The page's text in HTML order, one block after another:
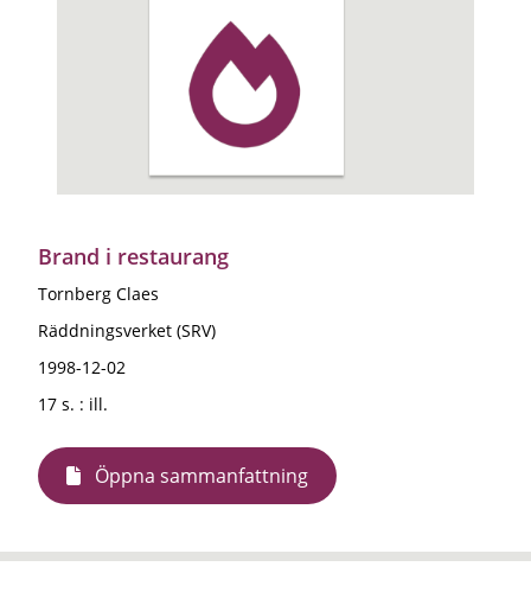
Brand i restaurang
Tornberg Claes
Räddningsverket (SRV)
1998-12-02
17 s. : ill.
Öppna sammanfattning